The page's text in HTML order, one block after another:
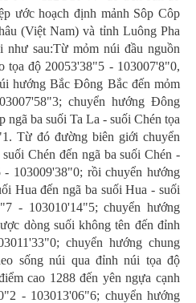
ước hoạch định mảnh Sôp Côp
(Việt Nam) và tỉnh Luông Pha
như sau:Từ mỏm núi đầu nguồn
tọa độ 20053'38"5 - 103007'8"0,
hướng Bắc Đông Bắc đến mỏm
chuyển hướng Đông
ngã ba suối Ta La - suối Chén tọa
Từ đó đường biên giới chuyển
Chén đến ngã ba suối Chén -
103009'38"0; rồi chuyển hướng
Hua đến ngã ba suối Hua - suối
- 103010'14"5; chuyển hướng
dòng suối không tên đến đỉnh
chuyển hướng chung
sống núi qua đỉnh núi tọa độ
cao 1288 đến yên ngựa cạnh
- 103013'06"6; chuyển hướng